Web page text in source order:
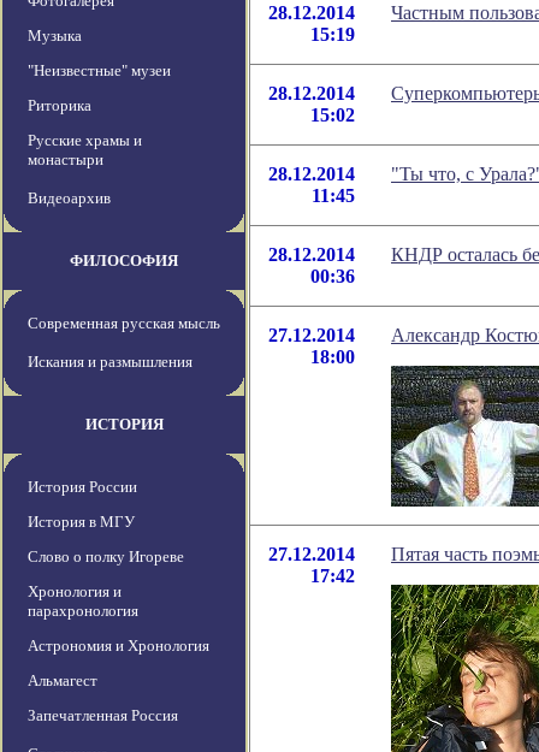
Музыка
"Неизвестные" музеи
Риторика
Русские храмы и
монастыри
Видеоархив
ФИЛОСОФИЯ
Современная русская мысль
Искания и размышления
ИСТОРИЯ
История России
История в МГУ
Слово о полку Игореве
Хронология и
парахронология
Астрономия и Хронология
Альмагест
Запечатленная Россия
28.12.2014
15:19
Частным
28.12.2014
15:02
28.12.2014
11:45
"Ты что, с
28.12.2014
00:36
КНДР осталась
27.12.2014
18:00
Александр
27.12.2014
17:42
Пятая часть